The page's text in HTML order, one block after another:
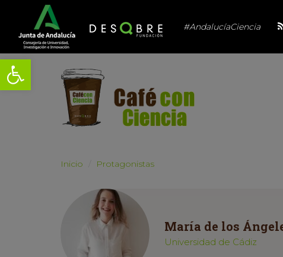
Abrir barra de herramientas
#AndalucíaCiencia
Inicio Protagonistas
María de los
Universidad de Cádiz